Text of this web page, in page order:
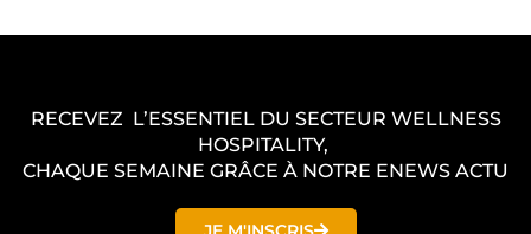
h
r
RECEVEZ L’ESSENTIEL DU SECTEUR WELLNESS
HOSPITALITY,
CHAQUE SEMAINE GRÂCE À NOTRE ENEWS ACTU